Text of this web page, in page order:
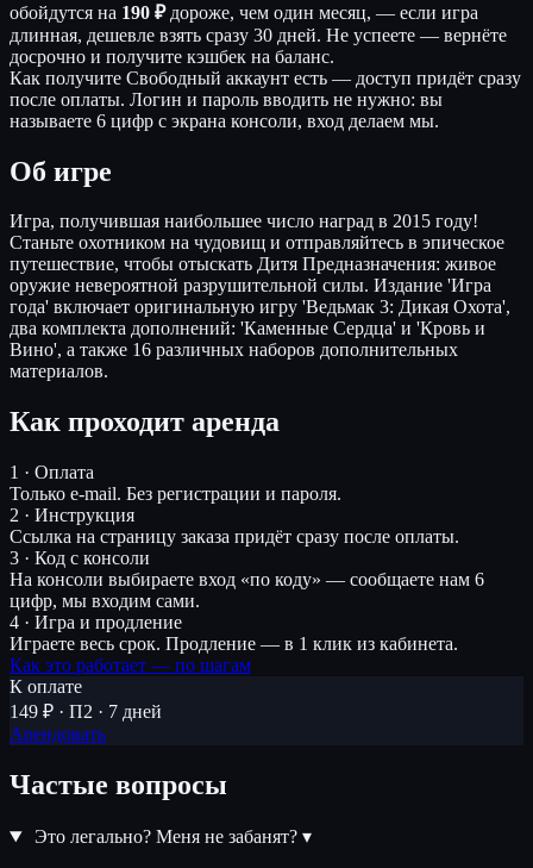
обойдутся на 190 ₽дороже, чем один месяц, — если игра
длинная, дешевле взять сразу 30 дней. Не успеете — вернёте
досрочно и получите кэшбек на баланс.
Как получите Свободный аккаунт есть — доступ придёт сразу
после оплаты. Логин и пароль вводить не нужно: вы
называете 6 цифр с экрана консоли, вход делаем мы.
Об игре
Игра, получившая наибольшее число наград в 2015 году!
Станьте охотником на чудовищ и отправляйтесь в эпическое
путешествие, чтобы отыскать Дитя Предназначения: живое
оружие невероятной разрушительной силы. Издание 'Игра
года' включает оригинальную игру 'Ведьмак 3: Дикая Охота',
два комплекта дополнений: 'Каменные Сердца' и 'Кровь и
Вино', а также 16 различных наборов дополнительных
материалов.
Как проходит аренда
1 · Оплата
Только e-mail. Без регистрации и пароля.
2 · Инструкция
Ссылка на страницу заказа придёт сразу после оплаты.
3 · Код с консоли
На консоли выбираете вход «по коду» — сообщаете нам 6
цифр, мы входим сами.
4 · Игра и продление
Играете весь срок. Продление — в 1 клик из кабинета.
Как это работает — по шагам
К оплате
149 ₽ · П2 · 7 дней
Арендовать
Частые вопросы
Это легально? Меня не забанят? ▾